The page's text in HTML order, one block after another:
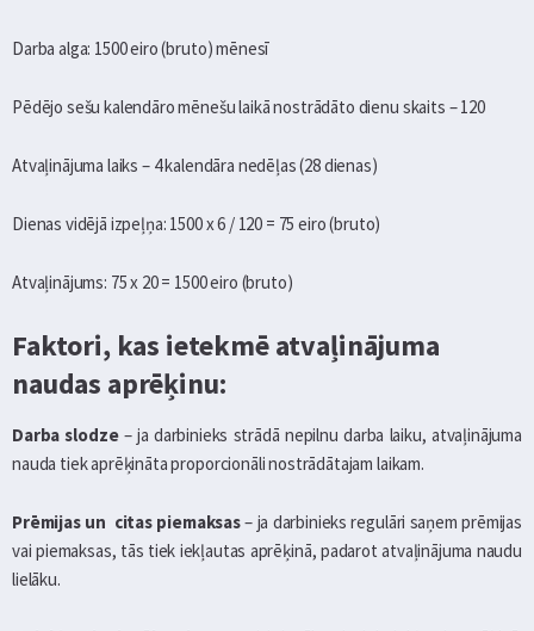
Darba alga: 1500 eiro (bruto) mēnesī
Pēdējo sešu kalendāro mēnešu laikā nostrādāto dienu skaits – 120
Atvaļinājuma laiks – 4 kalendāra nedēļas (28 dienas)
Dienas vidējā izpeļņa: 1500 x 6 / 120 = 75 eiro (bruto)
Atvaļinājums: 75 x 20 = 1500 eiro (bruto)
Faktori, kas ietekmē atvaļinājuma
naudas aprēķinu:
Darba slodze– ja darbinieks strādā nepilnu darba laiku, atvaļinājuma
nauda tiek aprēķināta proporcionāli nostrādātajam laikam.
Prēmijas un citas piemaksas– ja darbinieks regulāri saņem prēmijas
vai piemaksas, tās tiek iekļautas aprēķinā, padarot atvaļinājuma naudu
lielāku.